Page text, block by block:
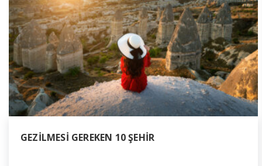
GEZILMESI GEREKEN 10 ŞEHIR